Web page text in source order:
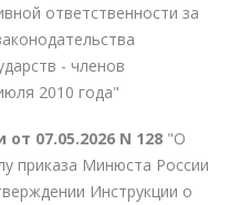
ответственности за
- членов
2010 года"
07.05.2026 N 128 "О
приказа Минюста России
Инструкции о